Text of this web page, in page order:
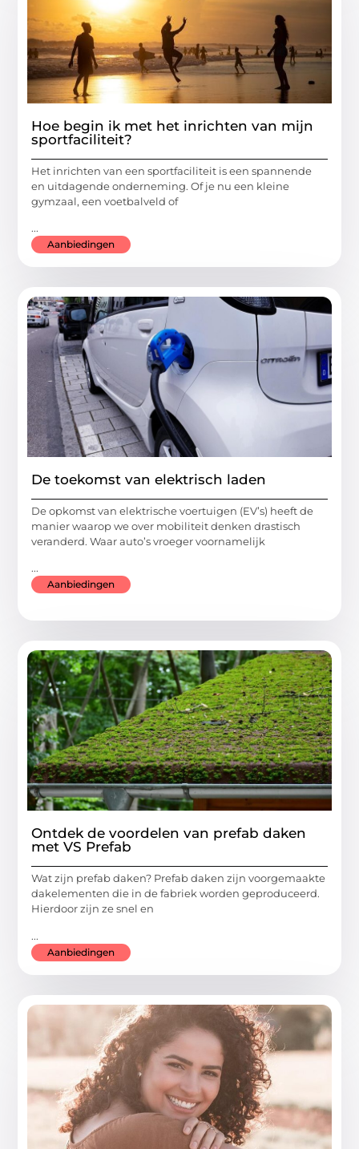
Hoe begin ik met het inrichten van mijn
sportfaciliteit?
Het inrichten van een sportfaciliteit is een spannende
en uitdagende onderneming. Of je nu een kleine
gymzaal, een voetbalveld of
...
Aanbiedingen
De toekomst van elektrisch laden
De opkomst van elektrische voertuigen (EV’s) heeft de
manier waarop we over mobiliteit denken drastisch
veranderd. Waar auto’s vroeger voornamelijk
...
Aanbiedingen
Ontdek de voordelen van prefab daken
met VS Prefab
Wat zijn prefab daken? Prefab daken zijn voorgemaakte
dakelementen die in de fabriek worden geproduceerd.
Hierdoor zijn ze snel en
...
Aanbiedingen